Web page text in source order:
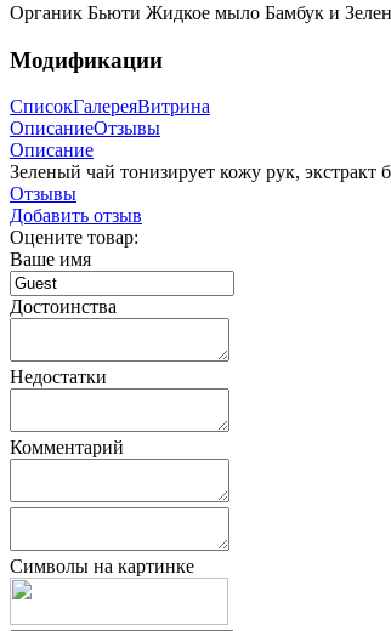
Органик Бьюти Жидкое мыло Бамбук и
Модификации
СписокГалереяВитрина
ОписаниеОтзывы
Описание
Зеленый чай тонизирует кожу рук,
Отзывы
Добавить отзыв
Оцените товар:
Ваше имя
Достоинства
Недостатки
Комментарий
Символы на картинке